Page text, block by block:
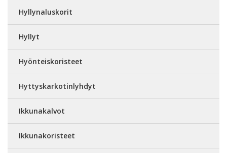
Hyllynaluskorit
Hyllyt
Hyönteiskoristeet
Hyttyskarkotinlyhdyt
Ikkunakalvot
Ikkunakoristeet